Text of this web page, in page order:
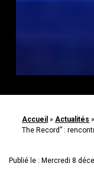
Accueil » Actualités »
The Record” :
Publié le : Mercredi 8